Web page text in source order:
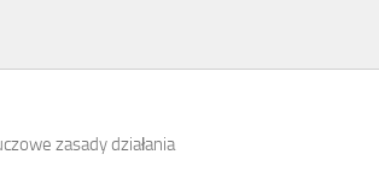
zasady działania